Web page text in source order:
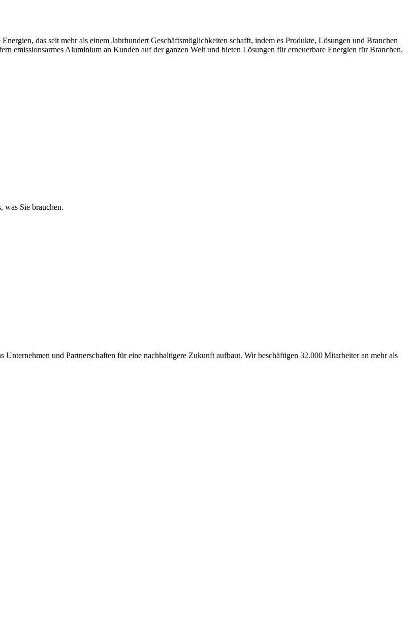
das seit mehr als einem Jahrhundert Geschäftsmöglichkeiten schafft, indem es Produkte, Lösungen und Branchen
emissionsarmes Aluminium an Kunden auf der ganzen Welt und bieten Lösungen für erneuerbare Energien für Branchen,
was Sie brauchen.
und Partnerschaften für eine nachhaltigere Zukunft aufbaut. Wir beschäftigen 32.000 Mitarbeiter an mehr als